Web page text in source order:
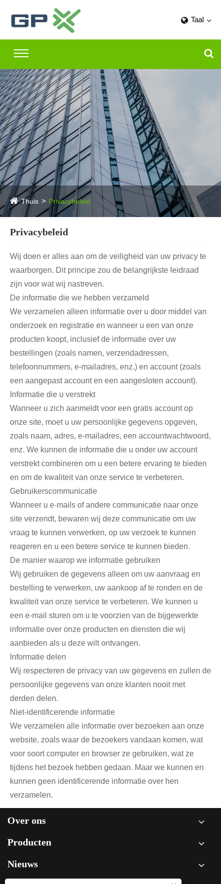
Taal
Thuis Privacybeleid
Privacybeleid
Wij doen er alles aan om de veiligheid van uw privacy te
waarborgen. Dit principe zou de belangrijkste leidraad
zijn voor wat wij nastreven.
De informatie die we hebben verzameld
We verzamelen alleen informatie over u door middel van
onderzoek en registratie en wanneer u een van onze
producten koopt, inclusief de informatie over uw
bestellingen (zoals namen, verzendadressen,
telefoonnummers, e-mailadres, enz.) en account (zoals
een aangepast account en een aangesloten account).
Informatie die u verstrekt
Wanneer u zich aanmeldt voor een gratis account op
onze site, moet u uw persoonlijke gegevens opgeven,
zoals naam, adres, e-mailadres, een accountwachtwoord,
enz. We kunnen de informatie die u onder uw account
verstrekt combineren om u een betere ervaring te bieden
en om de kwaliteit van onze service te verbeteren.
Gebruikerscommunicatie
Wanneer u e-mails of andere communicatie naar onze
site verzendt, bewaren wij deze communicatie om uw
vraag te kunnen verwerken, op uw verzoek te kunnen
reageren en u een betere service te kunnen bieden.
De manier waarop we informatie gebruiken
Wij gebruiken de gegevens alleen om uw aanvraag en
bestelling te verwerken, uw aankoop af te ronden en de
kwaliteit van onze service te verbeteren. We kunnen u
een e-mail sturen om u te voorzien van de bijgewerkte
informatie over onze producten en diensten die wij
aanbieden als u deze wilt ontvangen.
Informatie delen
Wij respecteren de privacy van uw gegevens en zullen de
persoonlijke gegevens van onze klanten nooit met
derden delen.
Niet-identificerende informatie
We verzamelen alle informatie over bezoeken aan onze
website, zoals waar de bezoekers vandaan komen, wat
voor soort computer en browser ze gebruiken, wat ze
tijdens het bezoek hebben gedaan. Maar we kunnen en
kunnen geen identificerende informatie over hen
verzamelen.
Over ons
Producten
Nieuws